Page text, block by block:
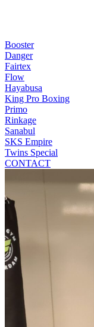
Booster
Danger
Fairtex
Flow
Hayabusa
King Pro Boxing
Primo
Rinkage
Sanabul
SKS Empire
Twins Special
CONTACT